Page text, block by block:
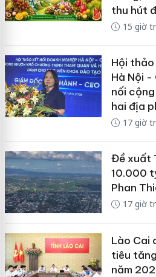
thu hút
15 giờ
Hội
Hà Nội -
nối
hai địa
17 giờ
Đề xuất
10.000
Phan
17 giờ
Lào Cai
tiêu
năm